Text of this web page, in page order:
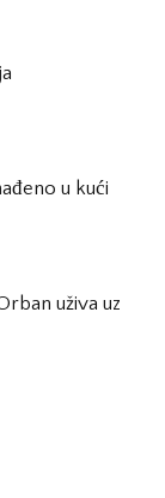
u kući
uživa uz